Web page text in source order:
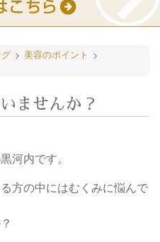
> 美容のポイント >
ませんか？
河内です。
方の中にはむくみに悩んで